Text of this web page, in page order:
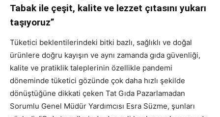
Tabak ile çeşit, kalite ve lezzet çıtasını yukarı
taşıyoruz”
Tüketici beklentilerindeki bitki bazlı, sağlıklı ve doğal
ürünlere doğru kayışın ve aynı zamanda gıda güvenliği,
kalite ve pratiklik taleplerinin özellikle pandemi
döneminde tüketici gözünde çok daha hızlı şekilde
dönüştüğüne dikkati çeken Tat Gıda Pazarlamadan
Sorumlu Genel Müdür Yardımcısı Esra Süzme, şunları